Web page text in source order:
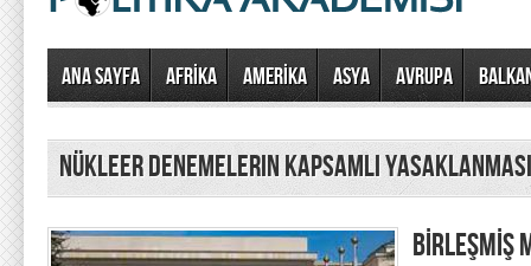
Ana Sayfa AFRİKA AMERİKA ASYA AVRUPA
Nükleer Denemelerin Kapsamlı
BİRLEŞMİŞ